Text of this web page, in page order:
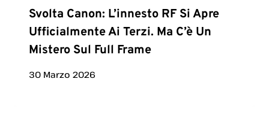
Svolta Canon: L’innesto RF Si Apre
Ufficialmente Ai Terzi. Ma C’è Un
Mistero Sul Full Frame
30 Marzo 2026